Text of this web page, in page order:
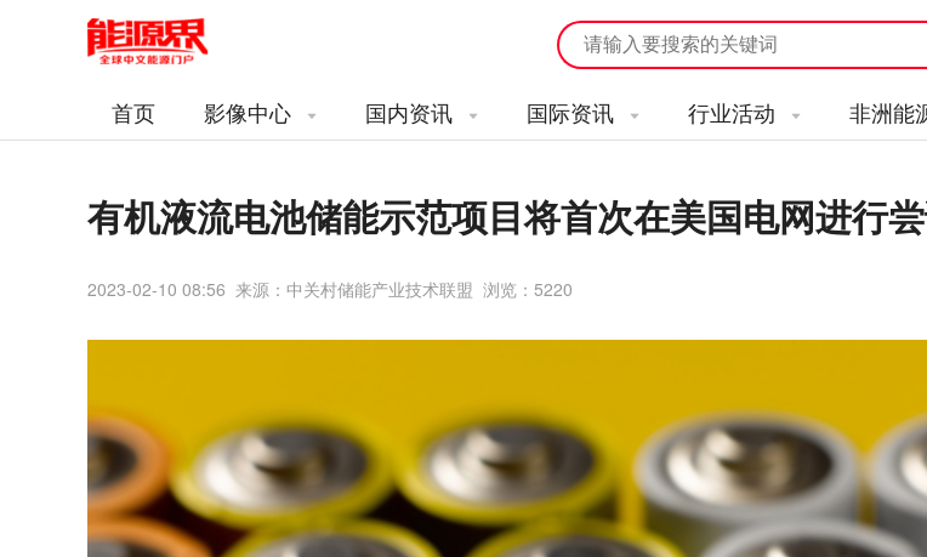
首页 影像中心 国内资讯 国际资讯 行业活动 非洲能
有机液流电池储能示范项目将首次在美国电网进行
2023-02-10 08:56 来源：中关村储能产业技术联盟 浏览： 5220